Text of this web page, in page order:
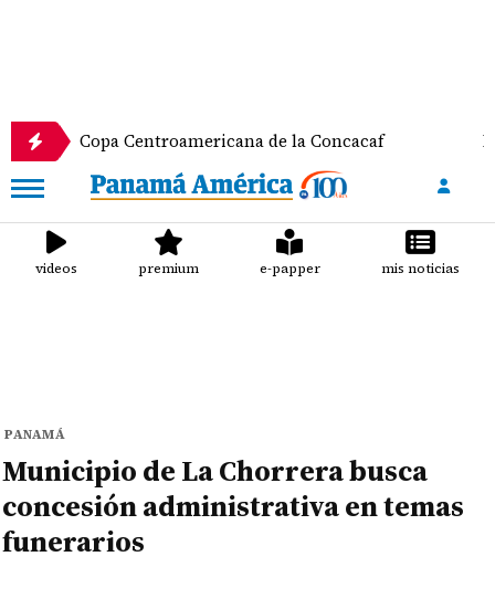
Copa Centroamericana de la Concacaf
videos premium e-papper mis noticias
PANAMÁ
Municipio de La Chorrera busca
concesión administrativa en temas
funerarios